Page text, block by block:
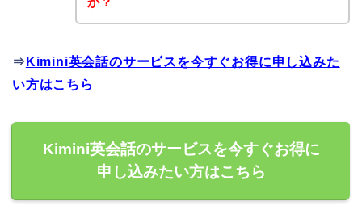
⇒ Kimini英会話のサービスを今すぐお得に申し込みた
い方はこちら
Kimini英会話のサービスを今すぐお得に
申し込みたい方はこちら